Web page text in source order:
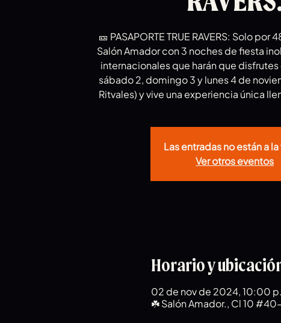
🎫 PASAPORTE TRUE RAVERS: Solo por
Salón Amador con 3 noches de fiesta
internacionales que harán que disfrutes
sábado 2, domingo 3 y lunes 4 de
Ritvales) y vive una experiencia única
Las entradas no están a
Ver otros eventos
Horario y
02 de nov de 2024, 10:00
☘️ Salón Amador., Cl 10